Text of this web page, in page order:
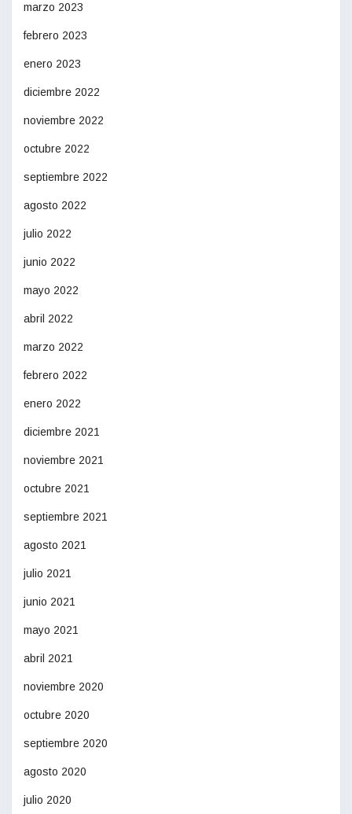
marzo 2023
febrero 2023
enero 2023
diciembre 2022
noviembre 2022
octubre 2022
septiembre 2022
agosto 2022
julio 2022
junio 2022
mayo 2022
abril 2022
marzo 2022
febrero 2022
enero 2022
diciembre 2021
noviembre 2021
octubre 2021
septiembre 2021
agosto 2021
julio 2021
junio 2021
mayo 2021
abril 2021
noviembre 2020
octubre 2020
septiembre 2020
agosto 2020
julio 2020